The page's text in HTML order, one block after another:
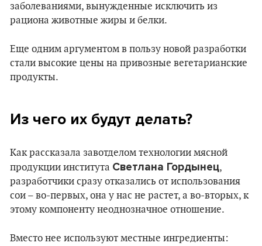
заболеваниями, вынужденные исключить из
рациона животные жиры и белки.
Еще одним аргументом в пользу новой разработки
стали высокие цены на привозные вегетарианские
продукты.
Из чего их будут делать?
Как рассказала завотделом технологии мясной
продукции института Светлана Гордынец,
разработчики сразу отказались от использования
сои – во-первых, она у нас не растет, а во-вторых, к
этому компоненту неоднозначное отношение.
Вместо нее используют местные ингредиенты: